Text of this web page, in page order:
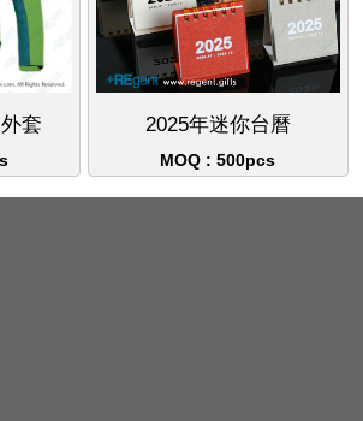
套 2025年迷你台曆
MOQ : 500pcs